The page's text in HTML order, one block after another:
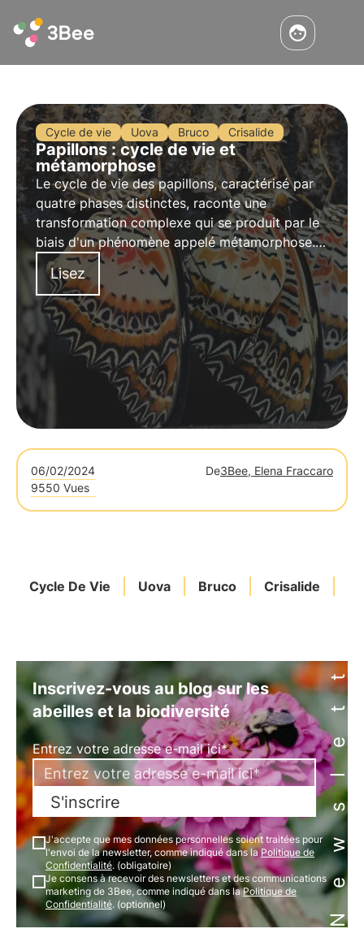
Cycle de vie Uova Bruco Crisalide
Papillons : cycle de vie et
métamorphose
Le cycle de vie des papillons, caractérisé par
quatre phases distinctes, raconte une
transformation complexe qui se produit par le
biais d'un phénomène appelé métamorphose.
Apprenez-en plus sur la dynamique de ce
processus dans cet article et découvrez un fait
intéressant sur la mémoire des papillons.
Lisez
06/02/2024 De3Bee, Elena Fraccaro
9550 Vues
Cycle De Vie Uova Bruco Crisalide Newsletter
Inscrivez-vous au blog sur les
abeilles et la biodiversité
Entrez votre adresse e-mail ici*
S'inscrire
J'accepte que mes données personnelles soient traitées pour
l'envoi de la newsletter, comme indiqué dans laPolitique de
Confidentialité. (obligatoire)
Je consens à recevoir des newsletters et des communications
marketing de 3Bee, comme indiqué dans laPolitique de
Confidentialité. (optionnel)